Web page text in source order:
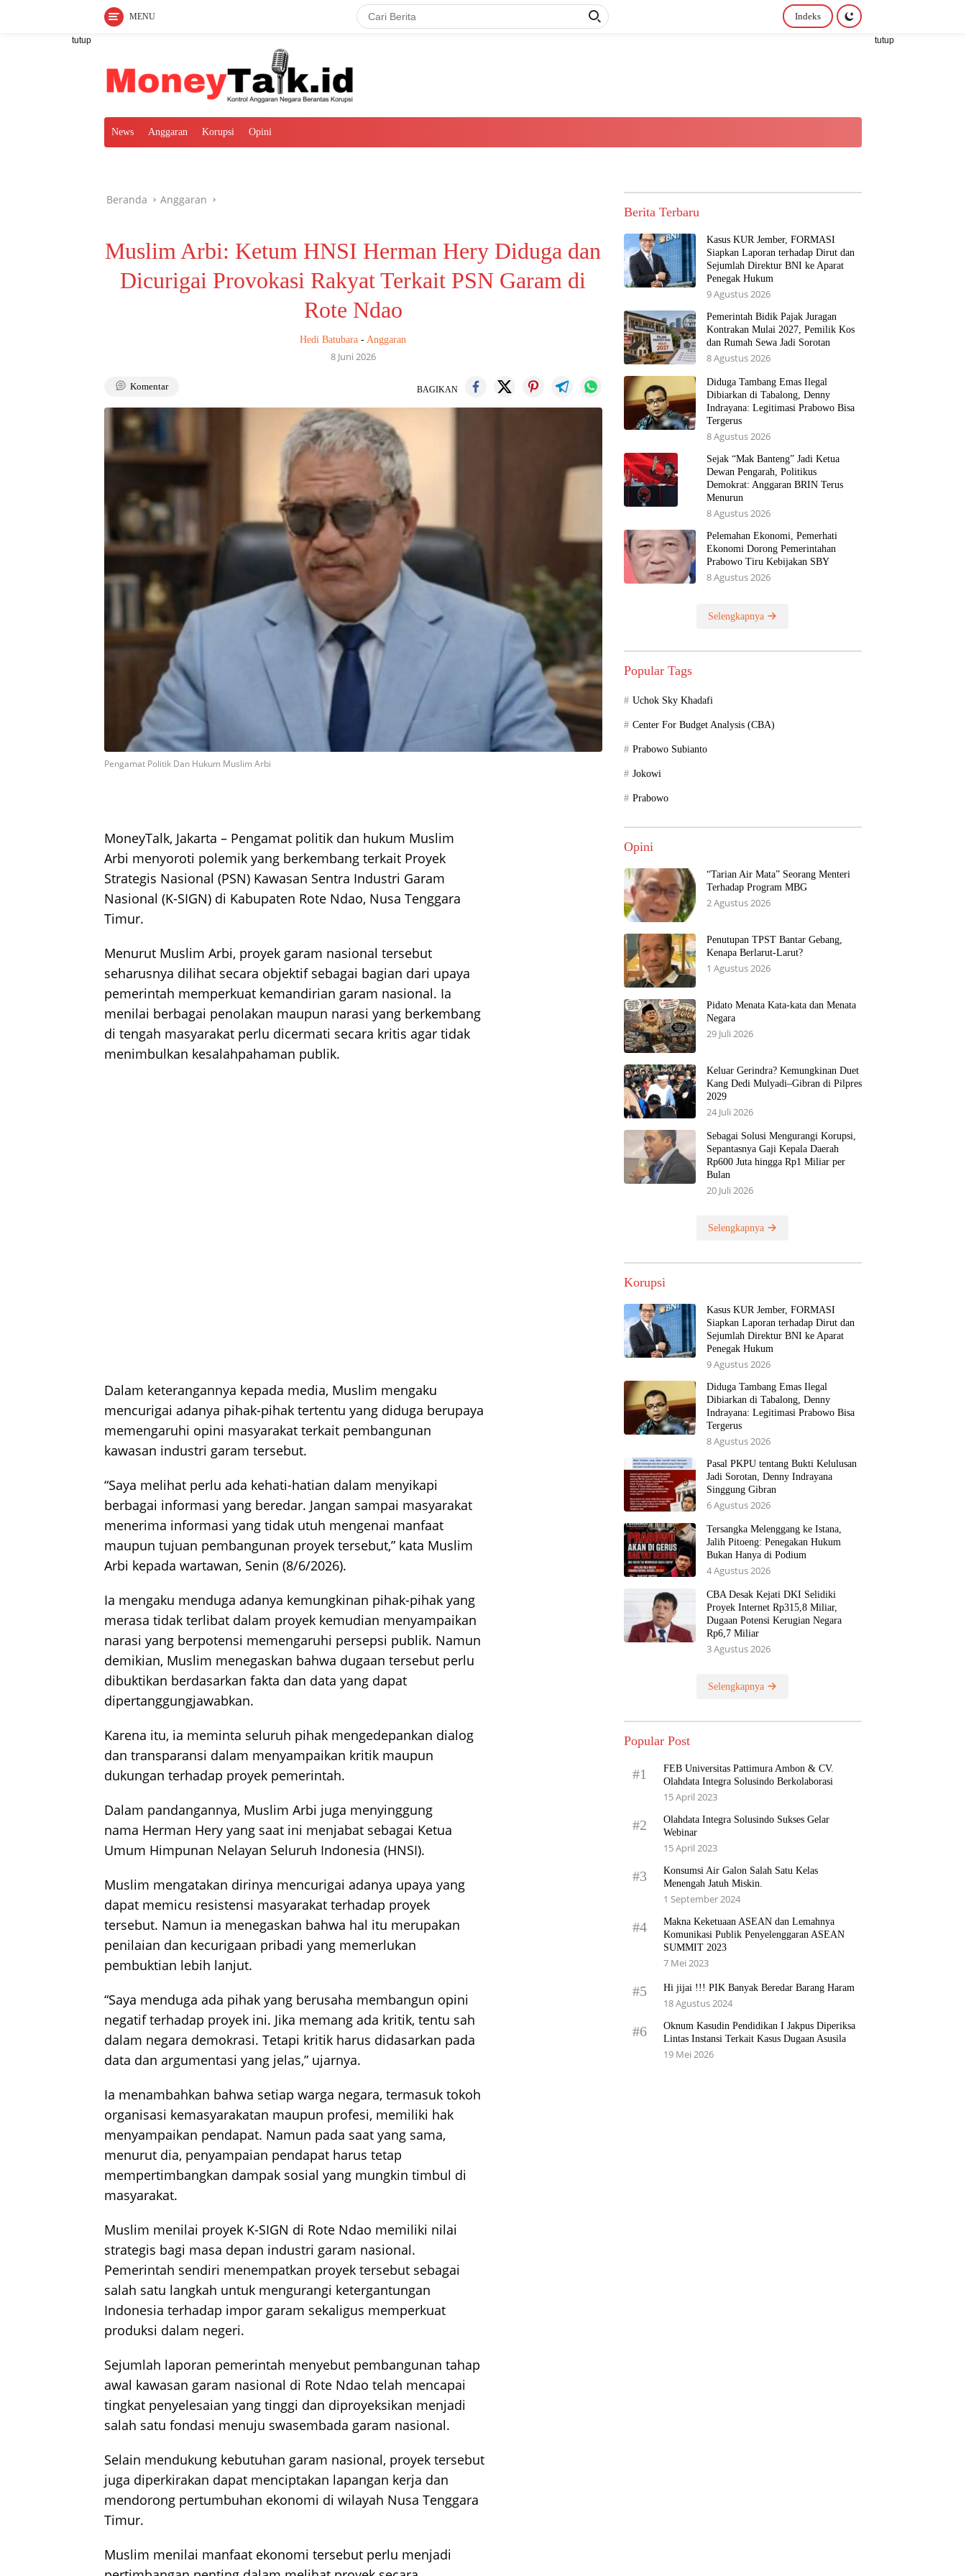
MENU Indeks
tutup tutup
News Anggaran Korupsi Opini
Beranda Anggaran
Muslim Arbi: Ketum HNSI Herman Hery Diduga dan
Dicurigai Provokasi Rakyat Terkait PSN Garam di
Rote Ndao
Hedi Batubara -Anggaran
8 Juni 2026
Komentar BAGIKAN
Pengamat Politik Dan Hukum Muslim Arbi
MoneyTalk, Jakarta – Pengamat politik dan hukum Muslim
Arbi menyoroti polemik yang berkembang terkait Proyek
Strategis Nasional (PSN) Kawasan Sentra Industri Garam
Nasional (K-SIGN) di Kabupaten Rote Ndao, Nusa Tenggara
Timur.
Menurut Muslim Arbi, proyek garam nasional tersebut
seharusnya dilihat secara objektif sebagai bagian dari upaya
pemerintah memperkuat kemandirian garam nasional. Ia
menilai berbagai penolakan maupun narasi yang berkembang
di tengah masyarakat perlu dicermati secara kritis agar tidak
menimbulkan kesalahpahaman publik.
Dalam keterangannya kepada media, Muslim mengaku
mencurigai adanya pihak-pihak tertentu yang diduga berupaya
memengaruhi opini masyarakat terkait pembangunan
kawasan industri garam tersebut.
“Saya melihat perlu ada kehati-hatian dalam menyikapi
berbagai informasi yang beredar. Jangan sampai masyarakat
menerima informasi yang tidak utuh mengenai manfaat
maupun tujuan pembangunan proyek tersebut,” kata Muslim
Arbi kepada wartawan, Senin (8/6/2026).
Ia mengaku menduga adanya kemungkinan pihak-pihak yang
merasa tidak terlibat dalam proyek kemudian menyampaikan
narasi yang berpotensi memengaruhi persepsi publik. Namun
demikian, Muslim menegaskan bahwa dugaan tersebut perlu
dibuktikan berdasarkan fakta dan data yang dapat
dipertanggungjawabkan.
Karena itu, ia meminta seluruh pihak mengedepankan dialog
dan transparansi dalam menyampaikan kritik maupun
dukungan terhadap proyek pemerintah.
Dalam pandangannya, Muslim Arbi juga menyinggung
nama Herman Hery yang saat ini menjabat sebagai Ketua
Umum Himpunan Nelayan Seluruh Indonesia (HNSI).
Muslim mengatakan dirinya mencurigai adanya upaya yang
dapat memicu resistensi masyarakat terhadap proyek
tersebut. Namun ia menegaskan bahwa hal itu merupakan
penilaian dan kecurigaan pribadi yang memerlukan
pembuktian lebih lanjut.
“Saya menduga ada pihak yang berusaha membangun opini
negatif terhadap proyek ini. Jika memang ada kritik, tentu sah
dalam negara demokrasi. Tetapi kritik harus didasarkan pada
data dan argumentasi yang jelas,” ujarnya.
Ia menambahkan bahwa setiap warga negara, termasuk tokoh
organisasi kemasyarakatan maupun profesi, memiliki hak
menyampaikan pendapat. Namun pada saat yang sama,
menurut dia, penyampaian pendapat harus tetap
mempertimbangkan dampak sosial yang mungkin timbul di
masyarakat.
Muslim menilai proyek K-SIGN di Rote Ndao memiliki nilai
strategis bagi masa depan industri garam nasional.
Pemerintah sendiri menempatkan proyek tersebut sebagai
salah satu langkah untuk mengurangi ketergantungan
Indonesia terhadap impor garam sekaligus memperkuat
produksi dalam negeri.
Sejumlah laporan pemerintah menyebut pembangunan tahap
awal kawasan garam nasional di Rote Ndao telah mencapai
tingkat penyelesaian yang tinggi dan diproyeksikan menjadi
salah satu fondasi menuju swasembada garam nasional.
Selain mendukung kebutuhan garam nasional, proyek tersebut
juga diperkirakan dapat menciptakan lapangan kerja dan
mendorong pertumbuhan ekonomi di wilayah Nusa Tenggara
Timur.
Muslim menilai manfaat ekonomi tersebut perlu menjadi
Berita Terbaru
Kasus KUR Jember, FORMASI
Siapkan Laporan terhadap Dirut dan
Sejumlah Direktur BNI ke Aparat
Penegak Hukum
9 Agustus 2026
Pemerintah Bidik Pajak Juragan
Kontrakan Mulai 2027, Pemilik Kos
dan Rumah Sewa Jadi Sorotan
8 Agustus 2026
Diduga Tambang Emas Ilegal
Dibiarkan di Tabalong, Denny
Indrayana: Legitimasi Prabowo Bisa
Tergerus
8 Agustus 2026
Sejak “Mak Banteng” Jadi Ketua
Dewan Pengarah, Politikus
Demokrat: Anggaran BRIN Terus
Menurun
8 Agustus 2026
Pelemahan Ekonomi, Pemerhati
Ekonomi Dorong Pemerintahan
Prabowo Tiru Kebijakan SBY
8 Agustus 2026
Selengkapnya
Popular Tags
Uchok Sky Khadafi
Center For Budget Analysis (CBA)
Prabowo Subianto
Jokowi
Prabowo
Opini
“Tarian Air Mata” Seorang Menteri
Terhadap Program MBG
2 Agustus 2026
Penutupan TPST Bantar Gebang,
Kenapa Berlarut-Larut?
1 Agustus 2026
Pidato Menata Kata-kata dan Menata
Negara
29 Juli 2026
Keluar Gerindra? Kemungkinan Duet
Kang Dedi Mulyadi–Gibran di Pilpres
2029
24 Juli 2026
Sebagai Solusi Mengurangi Korupsi,
Sepantasnya Gaji Kepala Daerah
Rp600 Juta hingga Rp1 Miliar per
Bulan
20 Juli 2026
Selengkapnya
Korupsi
Kasus KUR Jember, FORMASI
Siapkan Laporan terhadap Dirut dan
Sejumlah Direktur BNI ke Aparat
Penegak Hukum
9 Agustus 2026
Diduga Tambang Emas Ilegal
Dibiarkan di Tabalong, Denny
Indrayana: Legitimasi Prabowo Bisa
Tergerus
8 Agustus 2026
Pasal PKPU tentang Bukti Kelulusan
Jadi Sorotan, Denny Indrayana
Singgung Gibran
6 Agustus 2026
Tersangka Melenggang ke Istana,
Jalih Pitoeng: Penegakan Hukum
Bukan Hanya di Podium
4 Agustus 2026
CBA Desak Kejati DKI Selidiki
Proyek Internet Rp315,8 Miliar,
Dugaan Potensi Kerugian Negara
Rp6,7 Miliar
3 Agustus 2026
Selengkapnya
Popular Post
#1
FEB Universitas Pattimura Ambon & CV.
Olahdata Integra Solusindo Berkolaborasi
15 April 2023
#2
Olahdata Integra Solusindo Sukses Gelar
Webinar
15 April 2023
#3
Konsumsi Air Galon Salah Satu Kelas
Menengah Jatuh Miskin.
1 September 2024
#4
Makna Keketuaan ASEAN dan Lemahnya
Komunikasi Publik Penyelenggaran ASEAN
SUMMIT 2023
7 Mei 2023
#5 Hi jijai !!! PIK Banyak Beredar Barang Haram
18 Agustus 2024
#6
Oknum Kasudin Pendidikan I Jakpus Diperiksa
Lintas Instansi Terkait Kasus Dugaan Asusila
19 Mei 2026